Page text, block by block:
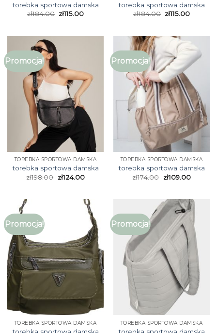
torebka sportowa damska
zł184.00 zł115.00
torebka sportowa damska
zł184.00 zł115.00
Promocja!
TOREBKA SPORTOWA DAMSKA
torebka sportowa damska
zł198.00 zł124.00
Promocja!
TOREBKA SPORTOWA DAMSKA
torebka sportowa damska
zł174.00 zł109.00
Promocja!
TOREBKA SPORTOWA DAMSKA
Promocja!
TOREBKA SPORTOWA DAMSKA